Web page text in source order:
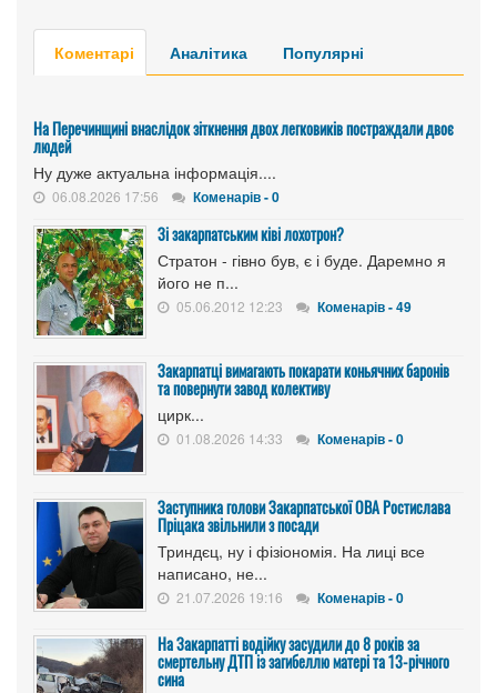
Коментарі Аналітика Популярні
На Перечинщині внаслідок зіткнення двох легковиків постраждали двоє
людей
Ну дуже актуальна інформація....
06.08.2026 17:56 Коменарів - 0
Зі закарпатським ківі лохотрон?
Стратон - гівно був, є і буде. Даремно я
його не п...
05.06.2012 12:23 Коменарів - 49
Закарпатці вимагають покарати коньячних баронів
та повернути завод колективу
цирк...
01.08.2026 14:33 Коменарів - 0
Заступника голови Закарпатської ОВА Ростислава
Пріцака звільнили з посади
Триндєц, ну і фізіономія. На лиці все
написано, не...
21.07.2026 19:16 Коменарів - 0
На Закарпатті водійку засудили до 8 років за
смертельну ДТП із загибеллю матері та 13-річного
сина